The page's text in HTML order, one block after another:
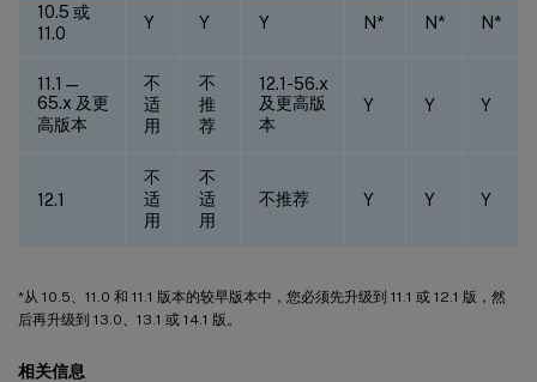
10.5 或
11.0
Y Y Y N* N* N*
11.1—
65.x 及更
高版本
不
适
用
不
推
荐
12.1-56.x
及更高版
本
Y Y Y
12.1
不
适
用
不
适
用
不推荐 Y Y Y
*从 10.5、11.0 和 11.1 版本的较早版本中，您必须先升级到 11.1 或 12.1 版，然
后再升级到 13.0、13.1 或 14.1 版。
相关信息